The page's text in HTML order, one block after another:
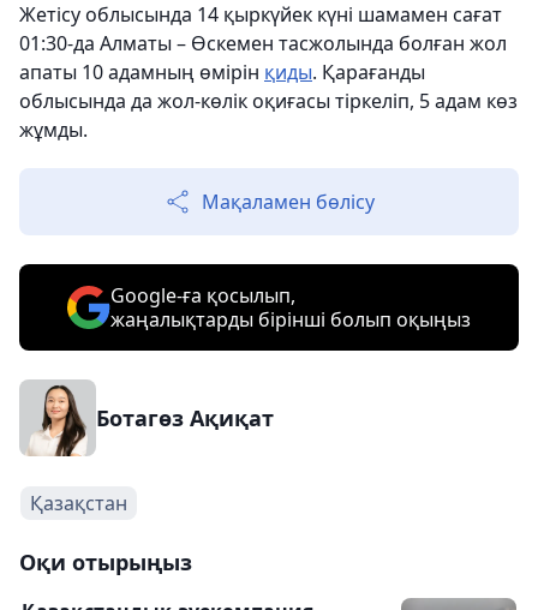
Жетісу облысында 14 қыркүйек күні шамамен сағат
01:30-да Алматы – Өскемен тасжолында болған жол
апаты 10 адамның өмірін қиды. Қарағанды
облысында да жол-көлік оқиғасы тіркеліп, 5 адам көз
жұмды.
Мақаламен бөлісу
Google-ға қосылып,
жаңалықтарды бірінші болып оқыңыз
Ботагөз Ақиқат
Қазақстан
Оқи отырыңыз